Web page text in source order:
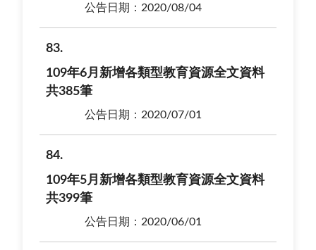
公告日期：2020/08/04
83
109年6月新增各類型教育資源全文資料
共385筆
公告日期：2020/07/01
84
109年5月新增各類型教育資源全文資料
共399筆
公告日期：2020/06/01